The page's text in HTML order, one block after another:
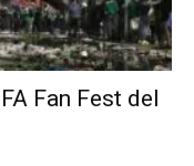
Fan Fest del